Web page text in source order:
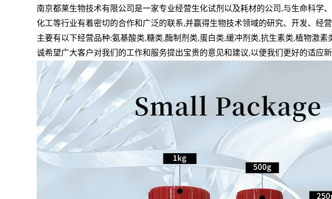
南京都莱生物技术有限公司是一家专业经营生化试剂以及耗材的公司,与生命科
化工等行业有着密切的合作和广泛的联系,并赢得生物技术领域的研究、开发、经
主要有以下经营品种:氨基酸类,糖类,酶制剂类,蛋白类,缓冲剂类,抗生素类,植物激
诚希望广大客户对我们的工作和服务提出宝贵的意见和建议,以便我们更好的适应